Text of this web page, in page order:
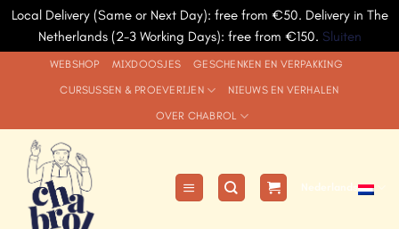
Local Delivery (Same or Next Day): free from €50. Delivery in The
Netherlands (2-3 Working Days): free from €150. Sluiten
WEBSHOP MIXDOOSJES GESCHENKEN EN VERPAKKING
CURSUSSEN & PROEVERIJEN NIEUWS EN VERHALEN
OVER CHABROL
Nederlands